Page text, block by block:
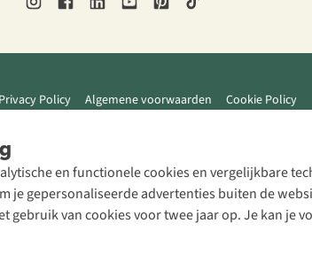
en functionele cookies en vergelijkbare
gepersonaliseerde advertenties buiten de
van cookies voor twee jaar op. Je kan je
Privacy Policy Algemene voorwaarden Cookie Policy